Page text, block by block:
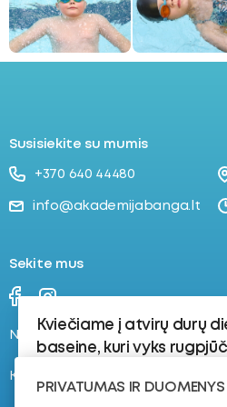
Susisiekite su mumis
+370 640 44480
info@akademijabanga.lt
Sekite mus
Naujienos
Kontaktai
PRIVATUMAS IR DUOMENYS
Kviečiame į atvirų durų
baseine, kuri vyks
Rugpjūčio 12 d.: